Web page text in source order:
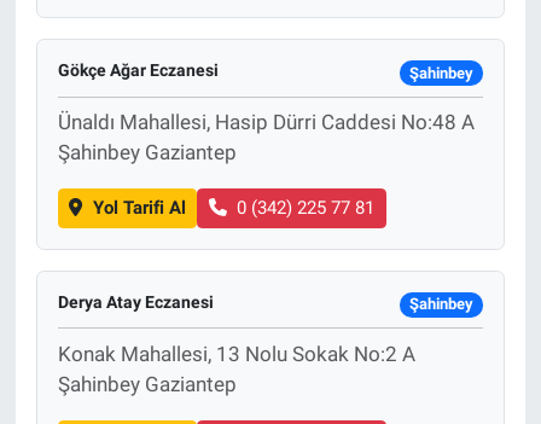
Gökçe Ağar Eczanesi Şahinbey
Ünaldı Mahallesi, Hasip Dürri Caddesi No:48 A
Şahinbey Gaziantep
Yol Tarifi Al 0 (342) 225 77 81
Derya Atay Eczanesi Şahinbey
Konak Mahallesi, 13 Nolu Sokak No:2 A
Şahinbey Gaziantep